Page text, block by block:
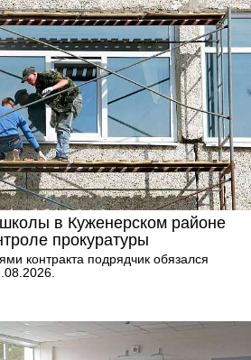
в Куженерском районе
прокуратуры
контракта подрядчик обязался